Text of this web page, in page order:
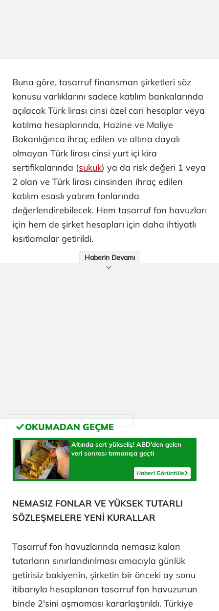
Buna göre, tasarruf finansman şirketleri söz
konusu varlıklarını sadece katılım bankalarında
açılacak Türk lirası cinsi özel cari hesaplar veya
katılma hesaplarında, Hazine ve Maliye
Bakanlığınca ihraç edilen ve altına dayalı
olmayan Türk lirası cinsi yurt içi kira
sertifikalarında (sukuk) ya da risk değeri 1 veya
2 olan ve Türk lirası cinsinden ihraç edilen
katılım esaslı yatırım fonlarında
değerlendirebilecek. Hem tasarruf fon havuzları
için hem de şirket hesapları için daha ihtiyatlı
kısıtlamalar getirildi.
Haberin Devamı
Altında sert yükseliş! ABD'den gelen
veri sonrası tırmanışa geçti
Haberi Görüntüle
NEMASIZ FONLAR VE YÜKSEK TUTARLI
SÖZLEŞMELERE YENİ KURALLAR
Tasarruf fon havuzlarında nemasız kalan
tutarların sınırlandırılması amacıyla günlük
getirisiz bakiyenin, şirketin bir önceki ay sonu
itibarıyla hesaplanan tasarruf fon havuzunun
binde 2'sini aşmaması kararlaştırıldı. Türkiye